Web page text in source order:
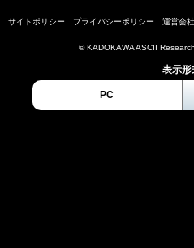
サイトポリシー プライバシーポリシー 運営会社
© KADOKAWA ASCII
表示形
PC